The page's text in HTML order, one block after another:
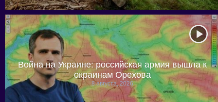
Война на Украине: российская армия вышла к
окраинам Орехова
8 августа, 2026